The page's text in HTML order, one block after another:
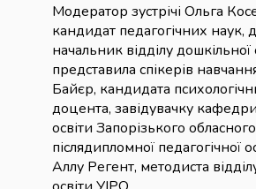
Модератор зустрічі Ольга
кандидат педагогічних наук,
начальник відділу дошкільної
представила спікерів
Байєр, кандидата
доцента, завідувачку
освіти Запорізького
післядипломної педагогічної
Аллу Регент, методиста